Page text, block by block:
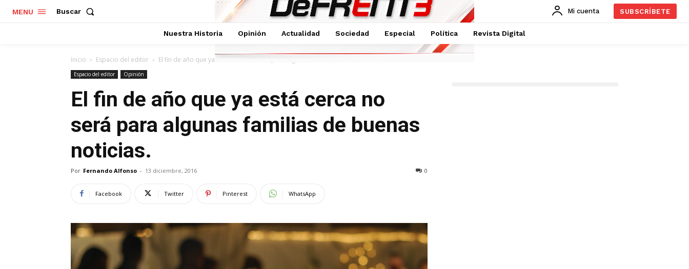
MENU Buscar Mi cuenta SUBSCRÍBETE
Nuestra Historia Opinión Actualidad Sociedad Especial Política Revista Digital
Inicio Espacio del editor El fin de año que ya está cerca no será para algunas...
Espacio del editor Opinión
El fin de año que ya está cerca no
será para algunas familias de buenas
noticias.
Por Fernando Alfonso - 13 diciembre, 2016 0
Facebook Twitter Pinterest WhatsApp